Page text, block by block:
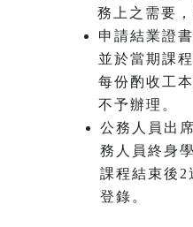
務上之需要
申請結業證
並於當期課
每份酌收工
不予辦理。
公務人員出
務人員終身
課程結束後2
登錄。